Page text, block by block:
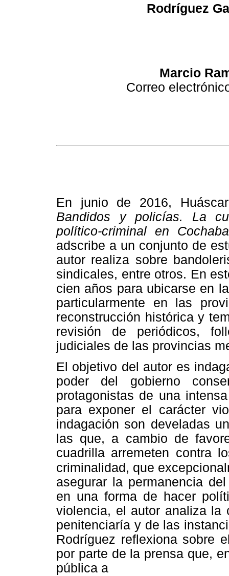
Rodríguez
Marcio
Correo
En junio de 2016,
Bandidos y policías. La
político-criminal en
adscribe a un conjunto de
autor realiza sobre
sindicales, entre otros. En
cien años para ubicarse en
particularmente en las
reconstrucción histórica y
revisión de periódicos,
judiciales de las provincias
El objetivo del autor es
poder del gobierno
protagonistas de una
para exponer el carácter
indagación son develadas
las que, a cambio de
cuadrilla arremeten contra
criminalidad, que
asegurar la permanencia
en una forma de hacer
violencia, el autor analiza
penitenciaría y de las
Rodríguez reflexiona sobre
por parte de la prensa que,
pública a